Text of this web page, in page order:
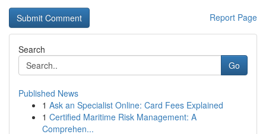
Report Page
Search
Go
Published News
1 Ask an Specialist Online: Card Fees Explained
1 Certified Maritime Risk Management: A
Comprehen...